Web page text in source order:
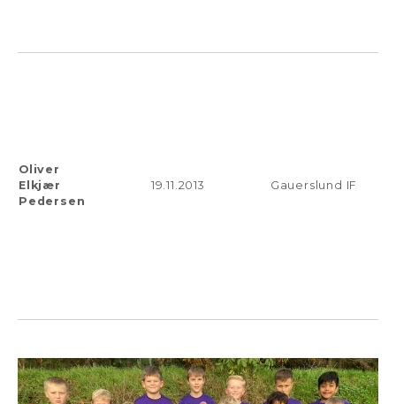
Oliver
Elkjær
Pedersen
19.11.2013 Gauerslund IF